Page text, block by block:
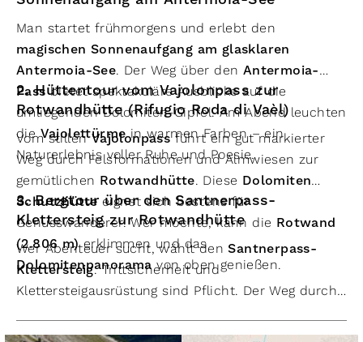
Man startet frühmorgens und erlebt den
magischen Sonnenaufgang am glasklaren
Antermoia-See. Der Weg über den Antermoia-
Passbietet spektakuläre Ausblicke auf die
umliegenden Dolomiten-Gipfel. Am Abend leuchten
dieVajolettürmein warmen Farben – ein
Naturerlebnis voller Ruhe und Poesie.
2. Hüttentour vom Vajolonpass zur
Rotwandhütte (Rifugio Roda di Vaèl)
Vom stillenVajolonpassführt ein gut markierter
Weg durch Felsformationen und Almwiesen zur
gemütlichen Rotwandhütte. Diese Dolomiten
Schutzhütteeignet sich bestens für
Genusswanderer. Wer möchte, kann die Rotwand
(2.806 m)erklimmen und das
Dolomitenpanoramavon oben genießen.
3. Bergtour über den Santnerpass-
Klettersteig zur Rotwandhütte
Wer Abenteuer sucht, wählt den Santnerpass-
Klettersteig. Trittsicherheit und
Klettersteigausrüstung sind Pflicht. Der Weg durch
Rotwandhütte, wo man sich mit regionalen